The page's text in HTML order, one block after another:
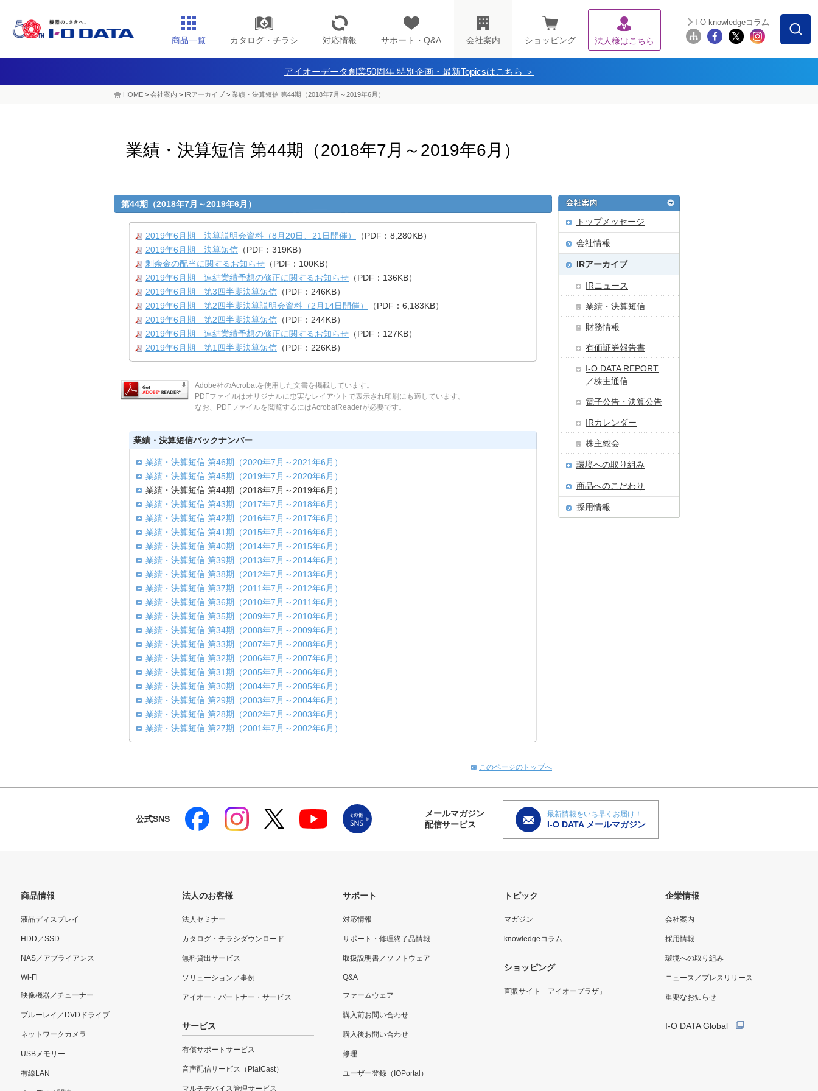
商品一覧 カタログ・チラシ 対応情報 サポート・Q&A 会社案内 ショッピング 法人様はこちら
I-O knowledgeコラム
アイオーデータ創業50周年 特別企画・最新Topicsはこちら ＞
HOME > 会社案内 > IRアーカイブ > 業績・決算短信 第44期（2018年7月～2019年6月）
業績・決算短信 第44期（2018年7月～2019年6月）
第44期（2018年7月～2019年6月）
2019年6月期 決算説明会資料（8月20日、21日開催）
（PDF：8,280KB）
2019年6月期 決算短信 （PDF：319KB）
剰余金の配当に関するお知らせ （PDF：100KB）
2019年6月期 連結業績予想の修正に関するお知らせ （PDF：136KB）
2019年6月期 第3四半期決算短信 （PDF：246KB）
2019年6月期 第2四半期決算説明会資料（2月14日開催）
（PDF：6,183KB）
2019年6月期 第2四半期決算短信 （PDF：244KB）
2019年6月期 連結業績予想の修正に関するお知らせ （PDF：127KB）
2019年6月期 第1四半期決算短信 （PDF：226KB）
Adobe社のAcrobatを使用した文書を掲載しています。
PDFファイルはオリジナルに忠実なレイアウトで表示され印刷にも適しています。
なお、PDFファイルを閲覧するにはAcrobatReaderが必要です。
業績・決算短信バックナンバー
業績・決算短信 第46期（2020年7月～2021年6月）
業績・決算短信 第45期（2019年7月～2020年6月）
業績・決算短信 第44期（2018年7月～2019年6月）
業績・決算短信 第43期（2017年7月～2018年6月）
業績・決算短信 第42期（2016年7月～2017年6月）
業績・決算短信 第41期（2015年7月～2016年6月）
業績・決算短信 第40期（2014年7月～2015年6月）
業績・決算短信 第39期（2013年7月～2014年6月）
業績・決算短信 第38期（2012年7月～2013年6月）
業績・決算短信 第37期（2011年7月～2012年6月）
業績・決算短信 第36期（2010年7月～2011年6月）
業績・決算短信 第35期（2009年7月～2010年6月）
業績・決算短信 第34期（2008年7月～2009年6月）
業績・決算短信 第33期（2007年7月～2008年6月）
業績・決算短信 第32期（2006年7月～2007年6月）
業績・決算短信 第31期（2005年7月～2006年6月）
業績・決算短信 第30期（2004年7月～2005年6月）
業績・決算短信 第29期（2003年7月～2004年6月）
業績・決算短信 第28期（2002年7月～2003年6月）
業績・決算短信 第27期（2001年7月～2002年6月）
このページのトップへ
トップメッセージ
会社情報
IRアーカイブ
IRニュース
業績・決算短信
財務情報
有価証券報告書
I-O DATA REPORT
／株主通信
電子公告・決算公告
IRカレンダー
株主総会
環境への取り組み
商品へのこだわり
採用情報
公式SNS
メールマガジン
配信サービス
最新情報をいち早くお届け！
I-O DATA メールマガジン
商品情報
液晶ディスプレイ
HDD／SSD
NAS／アプライアンス
Wi-Fi
映像機器／チューナー
ブルーレイ／DVDドライブ
ネットワークカメラ
USBメモリー
有線LAN
法人のお客様
法人セミナー
カタログ・チラシダウンロード
無料貸出サービス
ソリューション／事例
アイオー・パートナー・サービス
サービス
有償サポートサービス
音声配信サービス（PlatCast）
マルチデバイス管理サービス
サポート
対応情報
サポート・修理終了品情報
取扱説明書／ソフトウェア
Q&A
ファームウェア
購入前お問い合わせ
購入後お問い合わせ
修理
ユーザー登録（IOPortal）
トピック
マガジン
knowledgeコラム
ショッピング
直販サイト「アイオープラザ」
企業情報
会社案内
採用情報
環境への取り組み
ニュース／プレスリリース
重要なお知らせ
I-O DATA Global